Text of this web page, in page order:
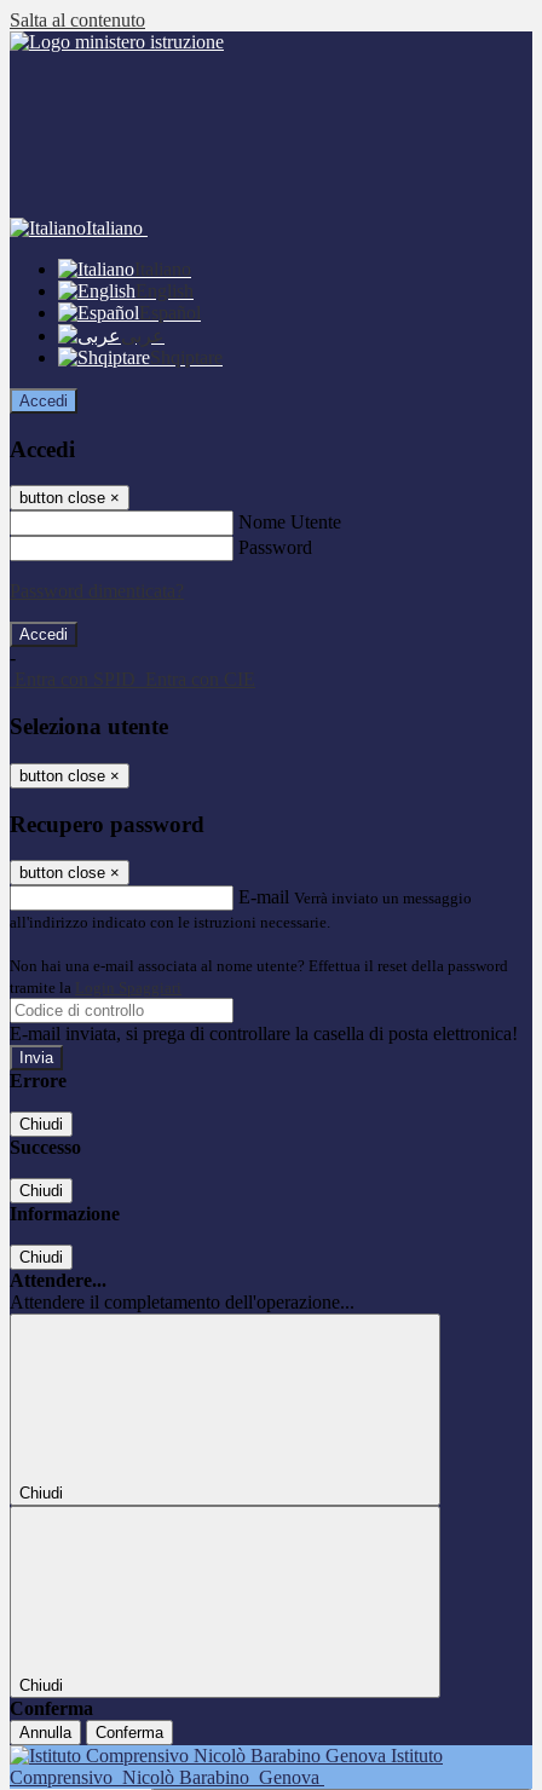
Salta al contenuto
Italiano
Italiano
English
Español
عربى
Shqiptare
Accedi
Accedi
button close ×
Nome Utente
Password
Password dimenticata?
-
Entra con SPID
Entra con CIE
Seleziona utente
button close ×
Recupero password
button close ×
E-mail Verrà inviato un messaggio
all'indirizzo indicato con le istruzioni necessarie.
Non hai una e-mail associata al nome utente? Effettua il reset della password
tramite la Login Spaggiari
E-mail inviata, si prega di controllare la casella di posta elettronica!
Errore
Chiudi
Successo
Chiudi
Informazione
Chiudi
Attendere...
Attendere il completamento dell'operazione...
Chiudi
Chiudi
Conferma
Annulla Conferma
Istituto
Comprensivo Nicolò Barabino Genova